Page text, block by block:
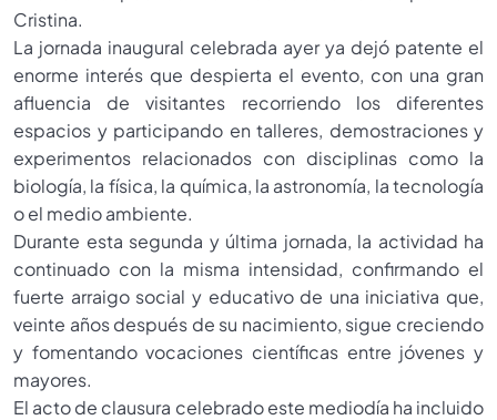
Cristina.
La jornada inaugural celebrada ayer ya dejó patente el
enorme interés que despierta el evento, con una gran
afluencia de visitantes recorriendo los diferentes
espacios y participando en talleres, demostraciones y
experimentos relacionados con disciplinas como la
biología, la física, la química, la astronomía, la tecnología
o el medio ambiente.
Durante esta segunda y última jornada, la actividad ha
continuado con la misma intensidad, confirmando el
fuerte arraigo social y educativo de una iniciativa que,
veinte años después de su nacimiento, sigue creciendo
y fomentando vocaciones científicas entre jóvenes y
mayores.
El acto de clausura celebrado este mediodía ha incluido